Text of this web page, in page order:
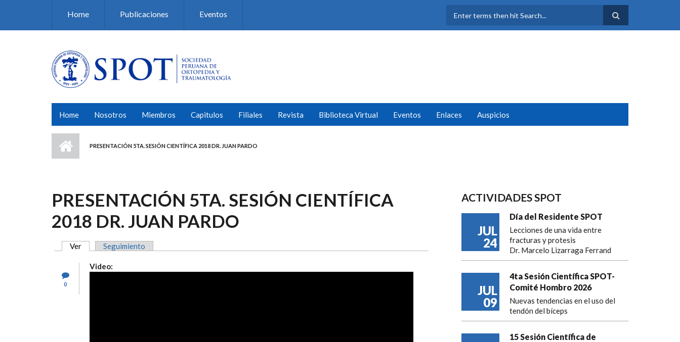
Home Publicaciones Eventos
FORMULARIO DE
Home Nosotros Miembros Capitulos Filiales Revista Biblioteca Virtual Eventos Enlaces Auspicios
PRESENTACIÓN 5TA. SESIÓN CIENTÍFICA 2018 DR. JUAN PARDO
PRESENTACIÓN 5TA. SESIÓN CIENTÍFICA
2018 DR. JUAN PARDO
SOLAPAS PRINCIPALES
Ver (solapa activa)
Seguimiento
0
Video:
ACTIVIDADES SPOT
JUL
24
Día del Residente SPOT
Lecciones de una vida entre
fracturas y protesis
Dr. Marcelo Lizarraga Ferrand
JUL
09
4ta Sesión Científica SPOT-
Comité Hombro 2026
Nuevas tendencias en el uso del
tendón del bíceps
15 Sesión Científica de